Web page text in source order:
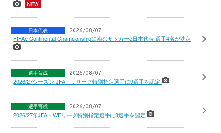
日本代表 2026/08/07
FIFAe Continental Championshipに臨むサッカーe日本代表 選手4名が決定
選手育成 2026/08/07
2026/27シーズン JFA・Ｊリーグ特別指定選手に9選手を認定
選手育成 2026/08/07
2026/27年JFA・WEリーグ特別指定選手に3選手を認定